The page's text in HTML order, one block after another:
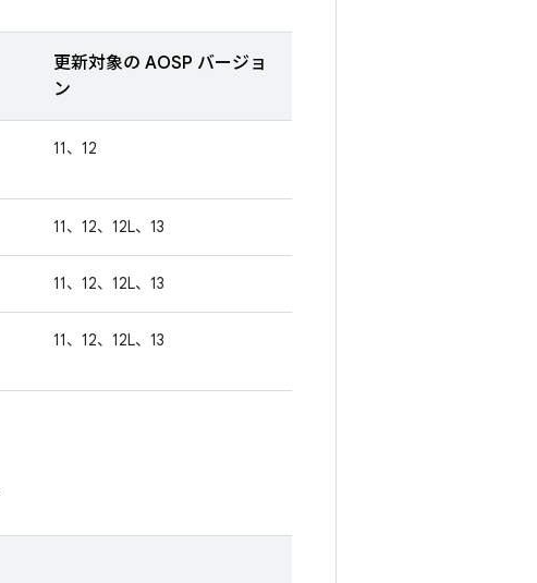
更新対象の AOSP バージョ
ン
11、12
11、12、12L、13
11、12、12L、13
11、12、12L、13